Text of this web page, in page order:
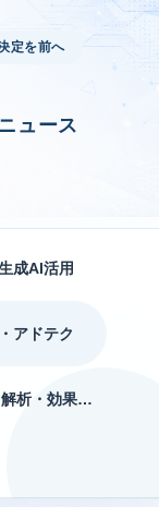
定を前へ
ュース
成AI活用
アドテク
アクセス解析・効果測定